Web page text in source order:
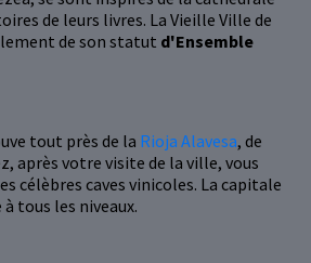
de leurs livres. La Vieille Ville de
de son statut d'Ensemble
tout près de la Rioja Alavesa, de
après votre visite de la ville, vous
célèbres caves vinicoles. La capitale
tous les niveaux.